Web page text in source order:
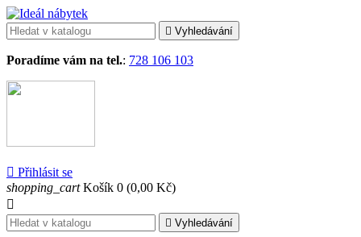
 Vyhledávání
Poradíme vám na tel.: 728 106 103
 Přihlásit se
shopping_cart Košík 0 (0,00 Kč)

 Vyhledávání